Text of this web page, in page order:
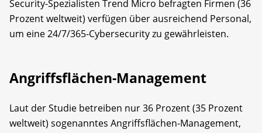
Security-Spezialisten Trend Micro befragten Firmen (36
Prozent weltweit) verfügen über ausreichend Personal,
um eine 24/7/365-Cybersecurity zu gewährleisten.
Angriffsflächen-Management
Laut der Studie betreiben nur 36 Prozent (35 Prozent
weltweit) sogenanntes Angriffsflächen-Management,